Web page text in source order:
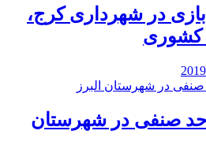
بازی در شهرداری کرج،
کشوری
۶ واحد صنفی در شهرستان